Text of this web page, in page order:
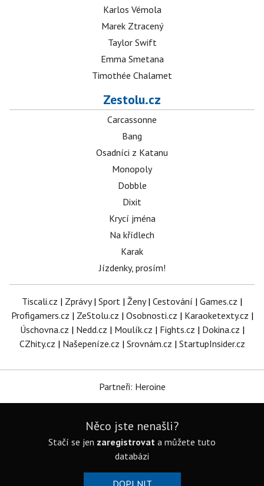
Karlos Vémola
Marek Ztracený
Taylor Swift
Emma Smetana
Timothée Chalamet
Zestolu.cz
Carcassonne
Bang
Osadníci z Katanu
Monopoly
Dobble
Dixit
Krycí jména
Na křídlech
Karak
Jízdenky, prosím!
Tiscali.cz | Zprávy| Sport | Ženy| Cestování | Games.cz |
Profigamers.cz | ZeStolu.cz | Osobnosti.cz | Karaoketexty.cz |
Úschovna.cz | Nedd.cz | Moulík.cz | Fights.cz | Dokina.cz |
CZhity.cz | Našepeníze.cz | Srovnám.cz | StartupInsider.cz
Partneři: Heroine
Něco jste nenašli?
Stačí se jen zaregistrovat a můžete tuto
databázi
DOPLNIT